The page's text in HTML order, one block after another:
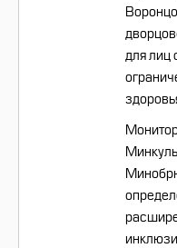
для лиц